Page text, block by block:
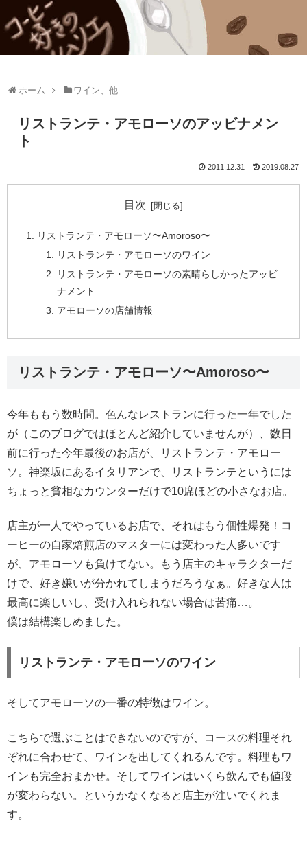
ホーム ワイン、他
リストランテ・アモローソのアッビナメン
ト
2011.12.31 2019.08.27
目次
リストランテ・アモローソ〜Amoroso〜
リストランテ・アモローソのワイン
リストランテ・アモローソの素晴らしかったアッビ
ナメント
アモローソの店舗情報
リストランテ・アモローソ〜Amoroso〜
今年ももう数時間。色んなレストランに行った一年でした
が（このブログではほとんど紹介していませんが）、数日
前に行った今年最後のお店が、リストランテ・アモロー
ソ。神楽坂にあるイタリアンで、リストランテというには
ちょっと貧相なカウンターだけで10席ほどの小さなお店。
店主が一人でやっているお店で、それはもう個性爆発！コ
ーヒーの自家焙煎店のマスターには変わった人多いです
が、アモローソも負けてない。もう店主のキャラクターだ
けで、好き嫌いが分かれてしまうだろうなぁ。好きな人は
最高に楽しいし、受け入れられない場合は苦痛…。
僕は結構楽しめました。
リストランテ・アモローソのワイン
そしてアモローソの一番の特徴はワイン。
こちらで選ぶことはできないのですが、コースの料理それ
ぞれに合わせて、ワインを出してくれるんです。料理もワ
インも完全おまかせ。そしてワインはいくら飲んでも値段
が変わらない。というかなくなると店主が注いでくれま
す。